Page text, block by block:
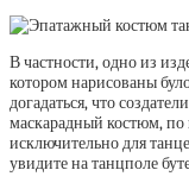
В частности, одно из
котором нарисованы
догадаться, что
маскарадный костюм, по
исключительно для
увидите на танцполе